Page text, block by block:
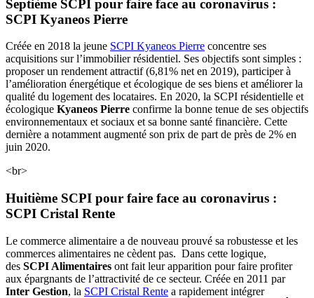
Septième SCPI pour faire face au coronavirus :
SCPI Kyaneos Pierre
Créée en 2018 la jeune SCPI Kyaneos Pierre concentre ses
acquisitions sur l’immobilier résidentiel. Ses objectifs sont simples :
proposer un rendement attractif (6,81% net en 2019), participer à
l’amélioration énergétique et écologique de ses biens et améliorer la
qualité du logement des locataires. En 2020, la SCPI résidentielle et
écologique Kyaneos Pierre confirme la bonne tenue de ses objectifs
environnementaux et sociaux et sa bonne santé financière. Cette
dernière a notamment augmenté son prix de part de près de 2% en
juin 2020.
<br>
Huitième SCPI pour faire face au coronavirus :
SCPI Cristal Rente
Le commerce alimentaire a de nouveau prouvé sa robustesse et les
commerces alimentaires ne cèdent pas. Dans cette logique,
des SCPI Alimentaires ont fait leur apparition pour faire profiter
aux épargnants de l’attractivité de ce secteur. Créée en 2011 par
Inter Gestion, la SCPI Cristal Rente a rapidement intégrer